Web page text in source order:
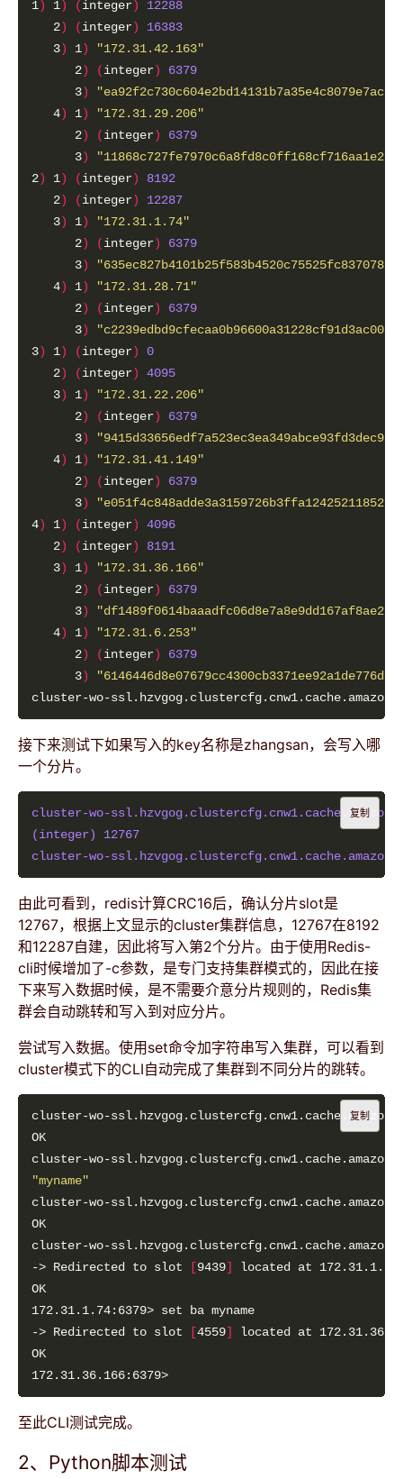
1) 1) (integer)
12288
   2
) (integer)
16383
   3
) 1)
"172.31.42.163"
      2
) (integer)
6379
      3
)
"ea92f2c730c604e2bd14131b7a35e4c8079e7acc"
   4
) 1)
"172.31.29.206"
      2
) (integer)
6379
      3
)
"11868c727fe7970c6a8fd8c0ff168cf716aa1e2c"
2) 1) (integer)
8192
   2
) (integer)
12287
   3
) 1)
"172.31.1.74"
      2
) (integer)
6379
      3
)
"635ec827b4101b25f583b4520c75525fc837078f"
   4
) 1)
"172.31.28.71"
      2
) (integer)
6379
      3
)
"c2239edbd9cfecaa0b96600a31228cf91d3ac001"
3) 1) (integer)
0
   2
) (integer)
4095
   3
) 1)
"172.31.22.206"
      2
) (integer)
6379
      3
)
"9415d33656edf7a523ec3ea349abce93fd3dec9b"
   4
) 1)
"172.31.41.149"
      2
) (integer)
6379
      3
)
"e051f4c848adde3a3159726b3ffa12425211852f"
4) 1) (integer)
4096
   2
) (integer)
8191
   3
) 1)
"172.31.36.166"
      2
) (integer)
6379
      3
)
"df1489f0614baaadfc06d8e7a8e9dd167af8ae2f"
   4
) 1)
"172.31.6.253"
      2
) (integer)
6379
      3
) "6146446d8e07679cc4300cb3371ee92a1de776d5"
接下来测试下如果写入的key名称是zhangsan，会写入哪
一个分片。
cluster-wo-
(integer) 12767
cluster-wo-
复制
由此可看到，redis计算CRC16后，确认分片slot是
12767，根据上文显示的cluster集群信息，12767在8192
和12287自建，因此将写入第2个分片。由于使用Redis-
cli时候增加了-c参数，是专门支持集群模式的，因此在接
下来写入数据时候，是不需要介意分片规则的，Redis集
群会自动跳转和写入到对应分片。
尝试写入数据。使用set命令加字符串写入集群，可以看到
cluster模式下的CLI自动完成了集群到不同分片的跳转。
"myname"
-> Redirected to slot [9439]
-> Redirected to slot
[4559]
复制
至此CLI测试完成。
2、Python脚本测试